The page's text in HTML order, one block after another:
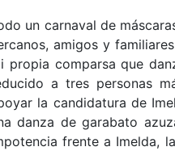
un carnaval de
amigos y
propia comparsa que
a tres personas
la candidatura de
danza de garabato
frente a Imelda,